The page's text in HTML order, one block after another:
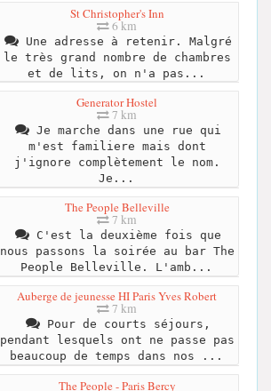
St Christopher's Inn
6 km
Une adresse à retenir. Malgré
le très grand nombre de chambres
et de lits, on n'a pas...
Generator Hostel
7 km
Je marche dans une rue qui
m'est familiere mais dont
j'ignore complètement le nom.
Je...
The People Belleville
7 km
C'est la deuxième fois que
nous passons la soirée au bar The
People Belleville. L'amb...
Auberge de jeunesse HI Paris Yves Robert
7 km
Pour de courts séjours,
pendant lesquels ont ne passe pas
beaucoup de temps dans nos ...
The People - Paris Bercy